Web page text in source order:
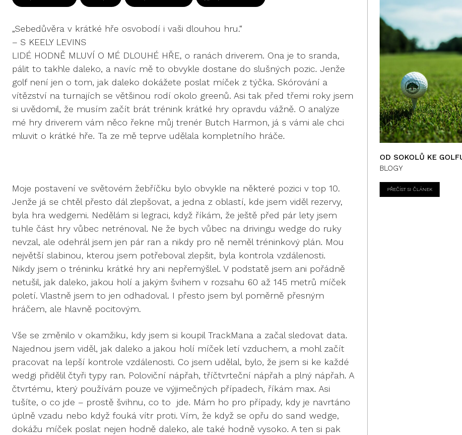
„Sebedůvěra v krátké hře osvobodí i vaši dlouhou hru.“
– S KEELY LEVINS
LIDÉ HODNĚ MLUVÍ O MÉ DLOUHÉ HŘE, o ranách driverem. Ona je to sranda,
pálit to takhle daleko, a navíc mě to obvykle dostane do slušných pozic. Jenže
golf není jen o tom, jak daleko dokážete poslat míček z týčka. Skórování a
vítězství na turnajích se většinou rodí okolo greenů. Asi tak před třemi roky jsem
si uvědomil, že musím začít brát trénink krátké hry opravdu vážně. O analýze
mé hry driverem vám něco řekne můj trenér Butch Harmon, já s vámi ale chci
mluvit o krátké hře. Ta ze mě teprve udělala kompletního hráče.
Moje postavení ve světovém žebříčku bylo obvykle na některé pozici v top 10.
Jenže já se chtěl přesto dál zlepšovat, a jedna z oblastí, kde jsem viděl rezervy,
byla hra wedgemi. Nedělám si legraci, když říkám, že ještě před pár lety jsem
tuhle část hry vůbec netrénoval. Ne že bych vůbec na drivingu wedge do ruky
nevzal, ale odehrál jsem jen pár ran a nikdy pro ně neměl tréninkový plán. Mou
největší slabinou, kterou jsem potřeboval zlepšit, byla kontrola vzdálenosti.
Nikdy jsem o tréninku krátké hry ani nepřemýšlel. V podstatě jsem ani pořádně
netušil, jak daleko, jakou holí a jakým švihem v rozsahu 60 až 145 metrů míček
poletí. Vlastně jsem to jen odhadoval. I přesto jsem byl poměrně přesným
hráčem, ale hlavně pocitovým.
Vše se změnilo v okamžiku, kdy jsem si koupil TrackMana a začal sledovat data.
Najednou jsem viděl, jak daleko a jakou holí míček letí vzduchem, a mohl začít
pracovat na lepší kontrole vzdálenosti. Co jsem udělal, bylo, že jsem si ke každé
wedgi přidělil čtyři typy ran. Poloviční nápřah, tříčtvrteční nápřah a plný nápřah. A
čtvrtému, který používám pouze ve výjimečných případech, říkám max. Asi
tušíte, o co jde – prostě švihnu, co to jde. Mám ho pro případy, kdy je navrtáno
úplně vzadu nebo když fouká vítr proti. Vím, že když se opřu do sand wedge,
dokážu míček poslat nejen hodně daleko, ale také hodně vysoko. A ten si pak
OD SOKOLŮ KE
BLOGY
PŘEČÍST SI ČLÁNEK